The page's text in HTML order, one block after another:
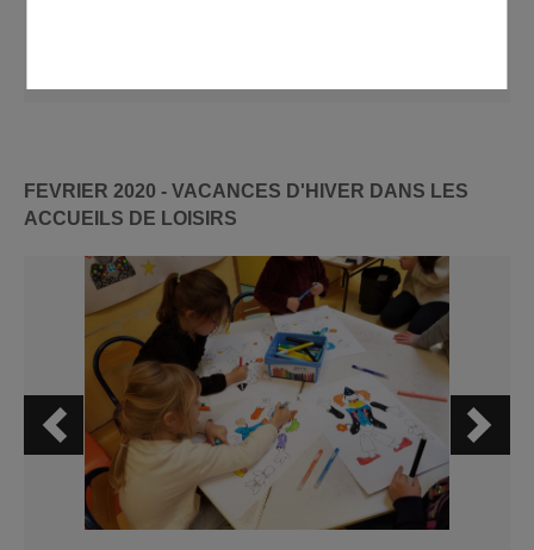
FEVRIER 2020 - VACANCES D'HIVER DANS LES
ACCUEILS DE LOISIRS